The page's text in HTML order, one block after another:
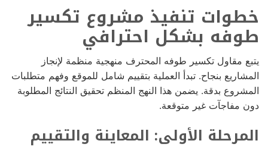
خطوات تنفيذ مشروع تكسير
طوفه بشكل احترافي
يتبع مقاول تكسير طوفه المحترف منهجية منظمة لإنجاز
المشاريع بنجاح. تبدأ العملية بتقييم شامل للموقع وفهم متطلبات
المشروع بدقة. يضمن هذا النهج المنظم تحقيق النتائج المطلوبة
دون مفاجآت غير متوقعة.
المرحلة الأولى: المعاينة والتقييم